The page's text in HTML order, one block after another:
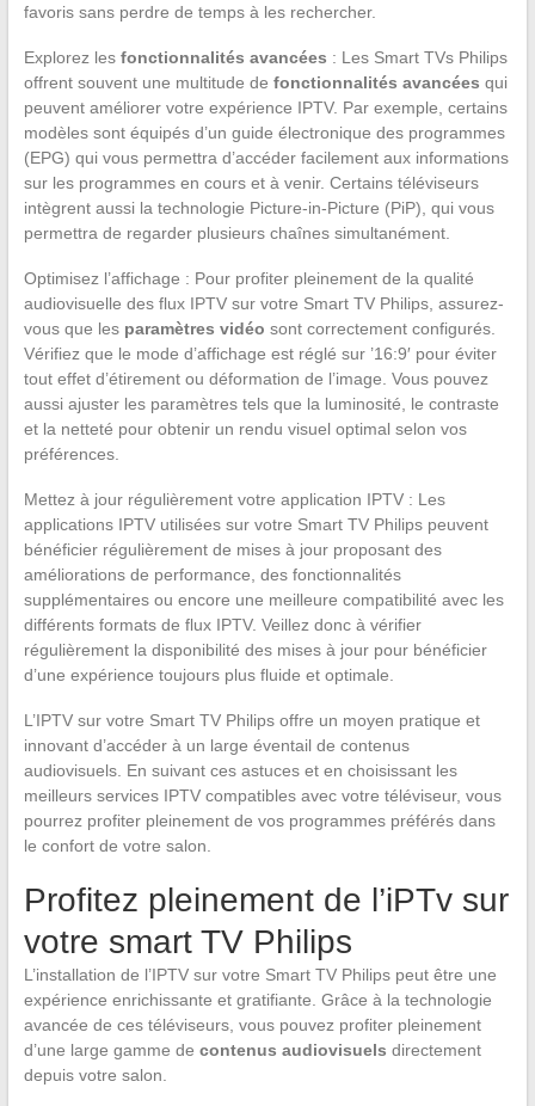
favoris sans perdre de temps à les rechercher.
Explorez les fonctionnalités avancées : Les Smart TVs Philips
offrent souvent une multitude de fonctionnalités avancées qui
peuvent améliorer votre expérience IPTV. Par exemple, certains
modèles sont équipés d’un guide électronique des programmes
(EPG) qui vous permettra d’accéder facilement aux informations
sur les programmes en cours et à venir. Certains téléviseurs
intègrent aussi la technologie Picture-in-Picture (PiP), qui vous
permettra de regarder plusieurs chaînes simultanément.
Optimisez l’affichage : Pour profiter pleinement de la qualité
audiovisuelle des flux IPTV sur votre Smart TV Philips, assurez-
vous que les paramètres vidéo sont correctement configurés.
Vérifiez que le mode d’affichage est réglé sur ’16:9′ pour éviter
tout effet d’étirement ou déformation de l’image. Vous pouvez
aussi ajuster les paramètres tels que la luminosité, le contraste
et la netteté pour obtenir un rendu visuel optimal selon vos
préférences.
Mettez à jour régulièrement votre application IPTV : Les
applications IPTV utilisées sur votre Smart TV Philips peuvent
bénéficier régulièrement de mises à jour proposant des
améliorations de performance, des fonctionnalités
supplémentaires ou encore une meilleure compatibilité avec les
différents formats de flux IPTV. Veillez donc à vérifier
régulièrement la disponibilité des mises à jour pour bénéficier
d’une expérience toujours plus fluide et optimale.
L’IPTV sur votre Smart TV Philips offre un moyen pratique et
innovant d’accéder à un large éventail de contenus
audiovisuels. En suivant ces astuces et en choisissant les
meilleurs services IPTV compatibles avec votre téléviseur, vous
pourrez profiter pleinement de vos programmes préférés dans
le confort de votre salon.
Profitez pleinement de l’iPTv sur
votre smart TV Philips
L’installation de l’IPTV sur votre Smart TV Philips peut être une
expérience enrichissante et gratifiante. Grâce à la technologie
avancée de ces téléviseurs, vous pouvez profiter pleinement
d’une large gamme de contenus audiovisuels directement
depuis votre salon.